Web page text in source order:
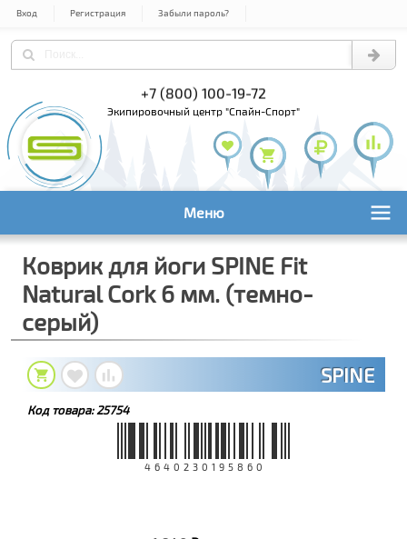
Вход Регистрация Забыли пароль?
+7 (800) 100-19-72
экипировочный центр "Спайн-Спорт"
Меню
Коврик для йоги SPINE Fit
Natural Cork 6 мм. (темно-
серый)
SPINE
Код товара:25754
4640230195860